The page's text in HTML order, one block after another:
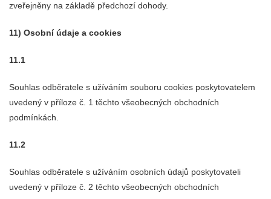
zveřejněny na základě předchozí dohody.
11) Osobní údaje a cookies
11.1
Souhlas odběratele s užíváním souboru cookies poskytovatelem
uvedený v příloze č. 1 těchto všeobecných obchodních
podmínkách.
11.2
Souhlas odběratele s užíváním osobních údajů poskytovateli
uvedený v příloze č. 2 těchto všeobecných obchodních